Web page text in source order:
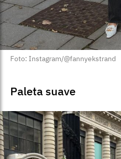
Foto: Instagram/@fannyekstrand
Paleta suave